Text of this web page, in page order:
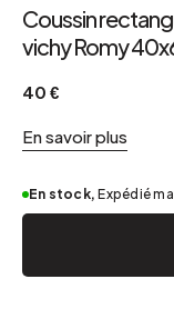
Coussin
vichy Romy
40 €
En savoir plus
En stock, Expédié